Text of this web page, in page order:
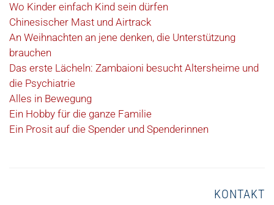
Wo Kinder einfach Kind sein dürfen
Chinesischer Mast und Airtrack
An Weihnachten an jene denken, die Unterstützung
brauchen
Das erste Lächeln: Zambaioni besucht Altersheime und
die Psychiatrie
Alles in Bewegung
Ein Hobby für die ganze Familie
Ein Prosit auf die Spender und Spenderinnen
KONTAKT